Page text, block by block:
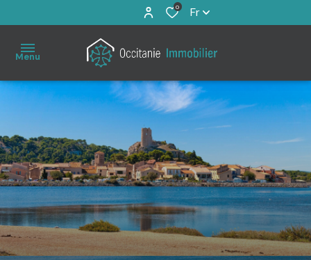
0 Fr
Menu
Accueil
À
vendre
Immo
Pro